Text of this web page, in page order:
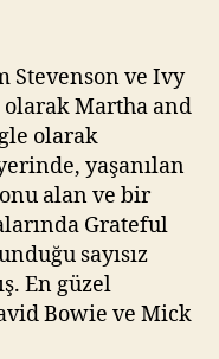
a
z
Dancing
In
The
Street
(Efsane
Coverlar
Stevenson ve Ivy
olarak Martha and
olarak
yaşanılan
alan ve bir
Grateful
sayısız
En güzel
Bowie ve Mick